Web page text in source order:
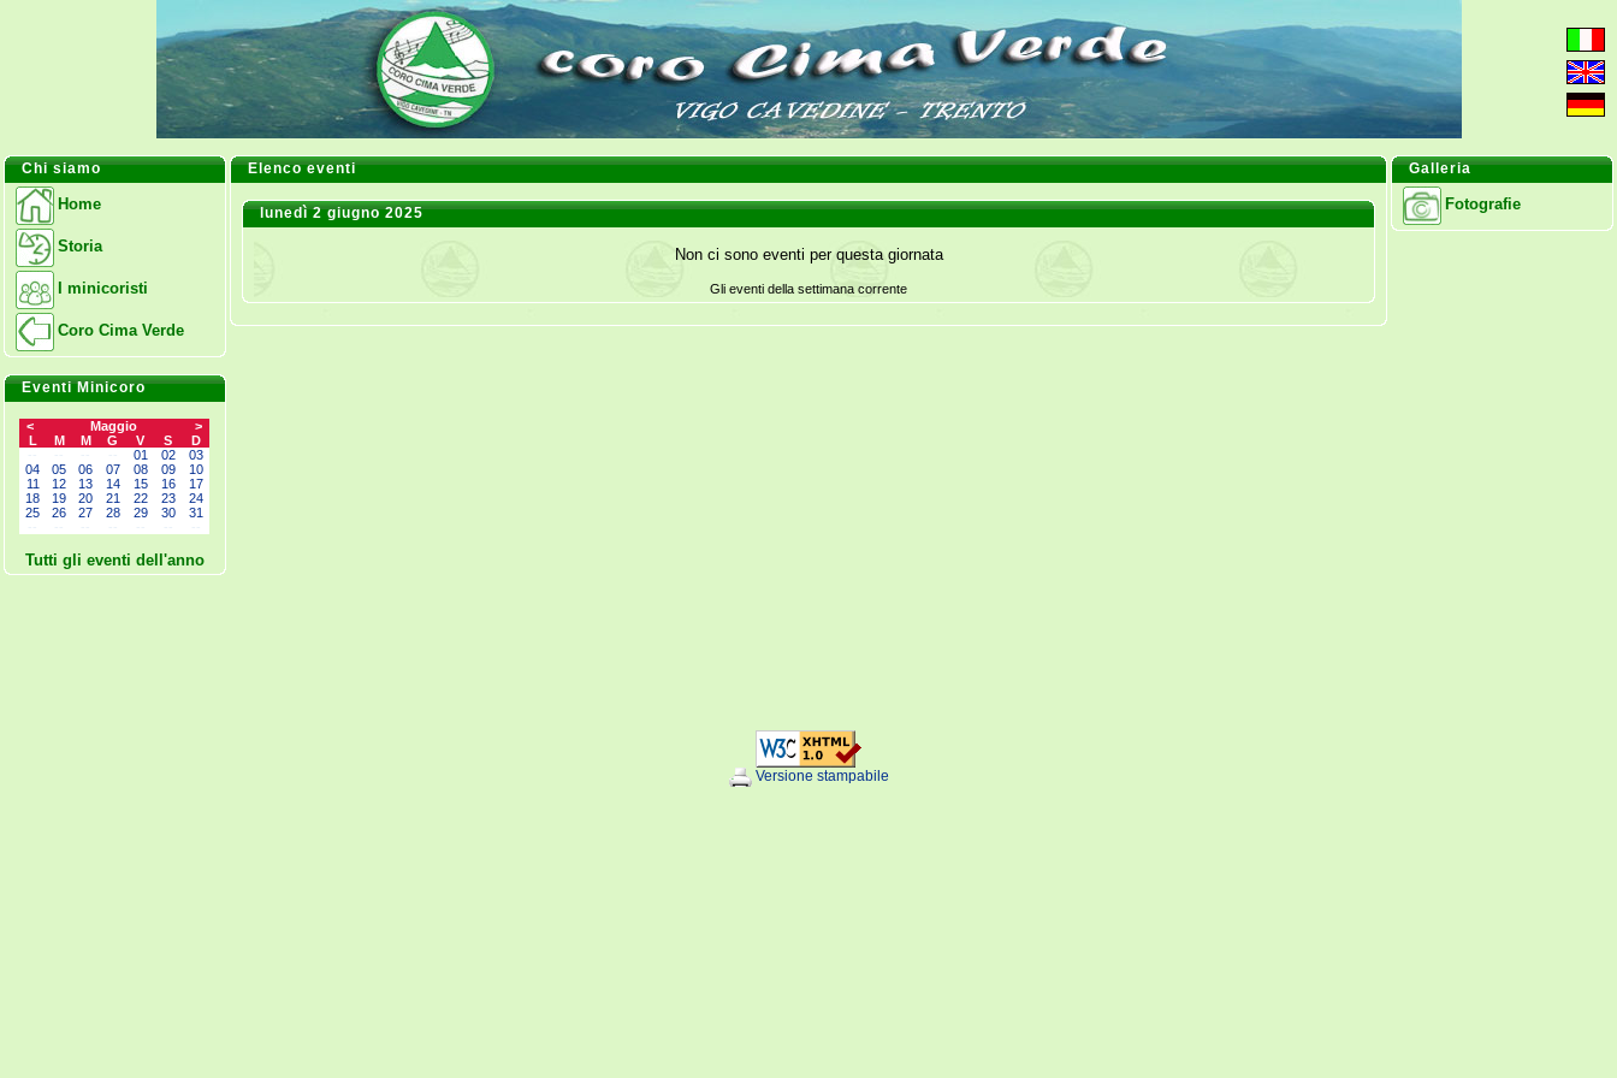
Chi siamo
Home
Storia
I minicoristi
Coro Cima Verde
Eventi Minicoro
< Maggio
>
L
M M G V S
D
01 02
03
04
05 06 07 08 09
10
11
12 13 14 15 16
17
18
19 20 21 22 23
24
25
26 27 28 29 30
31
Tutti gli eventi dell'anno
Elenco eventi
lunedì 2 giugno 2025
Non ci sono eventi per questa giornata
Gli eventi della settimana corrente
Galleria
Fotografie
Versione stampabile